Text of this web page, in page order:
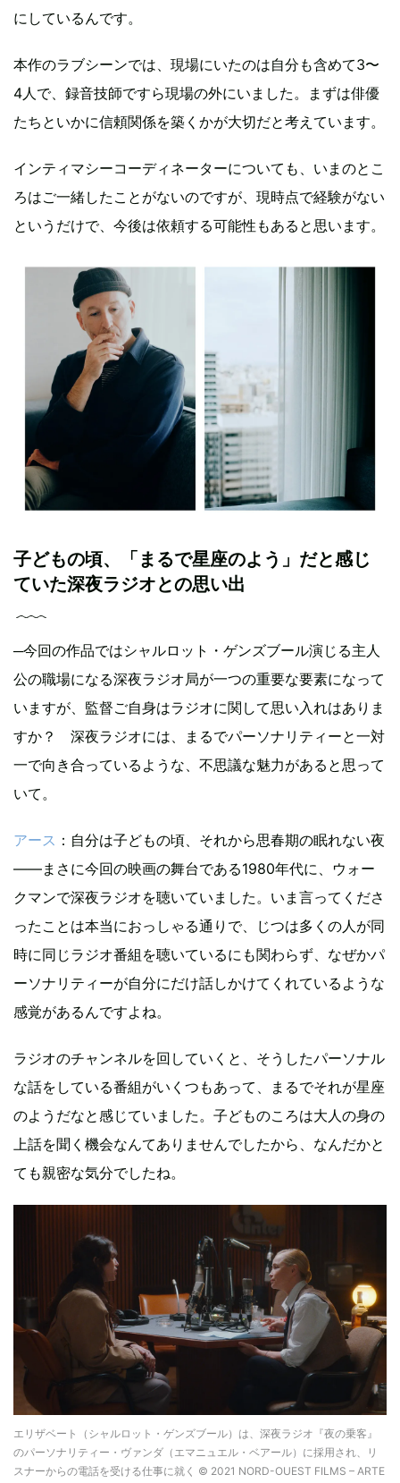
にしているんです。
本作のラブシーンでは、現場にいたのは自分も含めて3〜
4人で、録音技師ですら現場の外にいました。まずは俳優
たちといかに信頼関係を築くかが大切だと考えています。
インティマシーコーディネーターについても、いまのとこ
ろはご一緒したことがないのですが、現時点で経験がない
というだけで、今後は依頼する可能性もあると思います。
子どもの頃、「まるで星座のよう」だと感じ
ていた深夜ラジオとの思い出
─今回の作品ではシャルロット・ゲンズブール演じる主人
公の職場になる深夜ラジオ局が一つの重要な要素になって
いますが、監督ご自身はラジオに関して思い入れはありま
すか？ 深夜ラジオには、まるでパーソナリティーと一対
一で向き合っているような、不思議な魅力があると思って
いて。
アース ：自分は子どもの頃、それから思春期の眠れない夜
――まさに今回の映画の舞台である1980年代に、ウォー
クマンで深夜ラジオを聴いていました。いま言ってくださ
ったことは本当におっしゃる通りで、じつは多くの人が同
時に同じラジオ番組を聴いているにも関わらず、なぜかパ
ーソナリティーが自分にだけ話しかけてくれているような
感覚があるんですよね。
ラジオのチャンネルを回していくと、そうしたパーソナル
な話をしている番組がいくつもあって、まるでそれが星座
のようだなと感じていました。子どものころは大人の身の
上話を聞く機会なんてありませんでしたから、なんだかと
ても親密な気分でしたね。
エリザベート（シャルロット・ゲンズブール）は、深夜ラジオ『夜の乗客』
のパーソナリティー・ヴァンダ（エマニュエル・ベアール）に採用され、リ
スナーからの電話を受ける仕事に就く © 2021 NORD-OUEST FILMS – ARTE